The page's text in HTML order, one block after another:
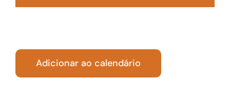
Adicionar ao calendário